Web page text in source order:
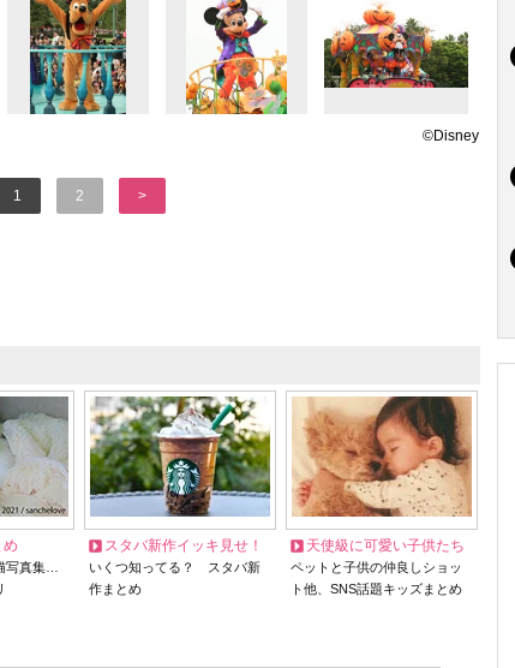
©Disney
1 2 >
め
写真集…
スタバ新作イッキ見せ！
いくつ知ってる？ スタバ新
作まとめ
天使級に可愛い子供たち
ペットと子供の仲良しショッ
ト他、SNS話題キッズまとめ